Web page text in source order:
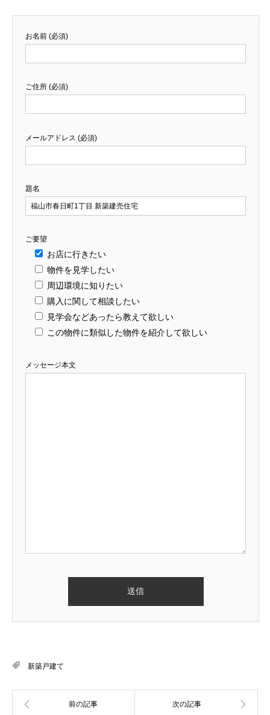
お名前 (必須)
ご住所 (必須)
メールアドレス (必須)
題名
ご要望
お店に行きたい
物件を見学したい
周辺環境に知りたい
購入に関して相談したい
見学会などあったら教えて欲しい
この物件に類似した物件を紹介して欲しい
メッセージ本文
新築戸建て